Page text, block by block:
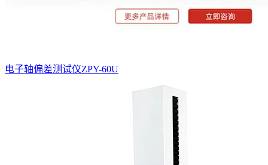
电子轴偏差测试仪ZPY-60U